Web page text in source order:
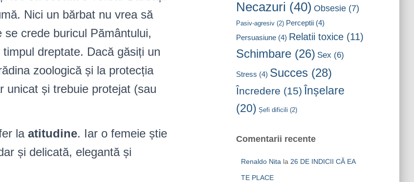
Nici un bărbat nu vrea să
crede buricul Pământului,
dreptate. Dacă găsiți un
zoologică și la protecția
unicat și trebuie protejat (sau
la atitudine. Iar o femeie știe
și delicată, elegantă și
Necazuri (40) Obsesie(7)
Pasiv-agresiv(2) Perceptii(4)
Persuasiune(4) Relatii toxice(11)
Schimbare(26) Sex (6)
Stress (4) Succes(28)
Încredere (15) Înșelare
(20) Șefi dificili (2)
Comentarii recente
Renaldo Nita la 26 DE INDICII CĂ EA
TE PLACE